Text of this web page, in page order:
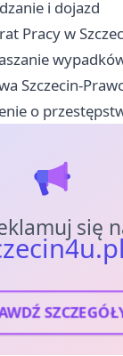
i dojazd
Pracy w
Szczecin-
o
się